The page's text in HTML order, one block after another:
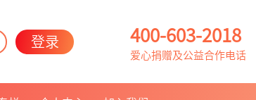
登录 400-603-2018
爱心捐赠及公益合作电话